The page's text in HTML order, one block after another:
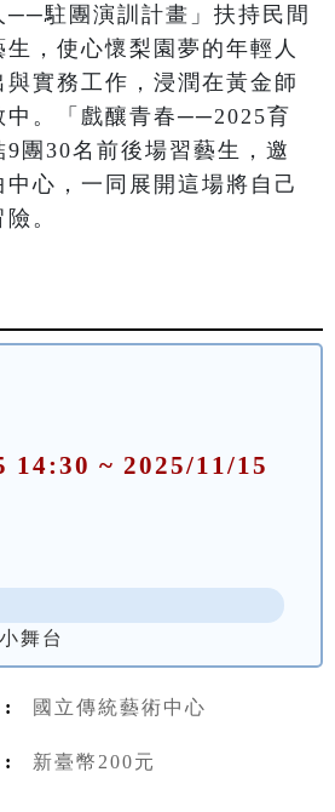
──駐團演訓計畫」扶持民間
，使心懷梨園夢的年輕人
實務工作，浸潤在黃金師
中。「戲釀青春──2025育
團30名前後場習藝生，邀
心，一同展開這場將自己
。
14:30 ~ 2025/11/15
舞台
: 國立傳統藝術中心
: 新臺幣200元